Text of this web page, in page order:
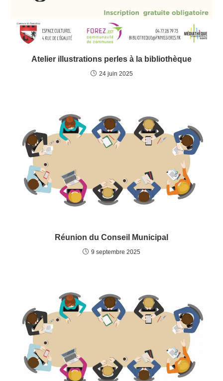
Atelier illustrations perles à la bibliothèque
24 juin 2025
Réunion du Conseil Municipal
9 septembre 2025